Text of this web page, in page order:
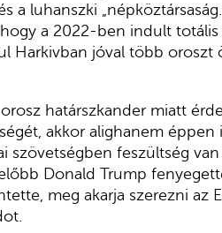
a luhanszki
a 2022-ben indult
Harkivban jóval több oroszt
határszkander miatt
akkor alighanem
szövetségben feszültség
Donald Trump
meg akarja szerezni az